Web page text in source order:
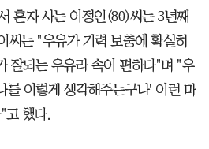
혼자 사는 이정인(80)씨는 3년째
씨는 "우유가 기력 보충에 확실히
잘되는 우유라 속이 편하다"며 "우
를 이렇게 생각해주는구나' 이런 마
고 했다.